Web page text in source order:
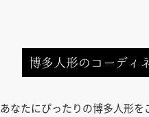
博多人形のコーディ
あなたにぴったりの博多人形を